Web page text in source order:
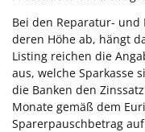
Bei den Reparatur- und
deren Höhe ab, hängt
Listing reichen die
aus, welche Sparkasse
die Banken den
Monate gemäß dem
Sparerpauschbetrag